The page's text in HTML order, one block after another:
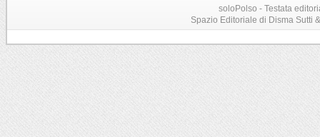
soloPolso - Testata
Spazio Editoriale di Disma Sutti